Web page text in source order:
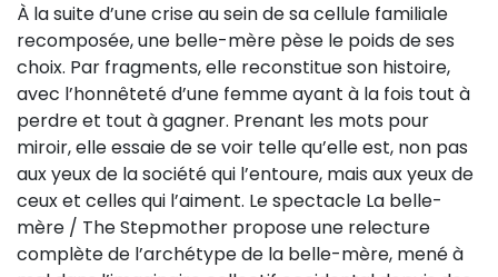
À la suite d’une crise au sein de sa cellule familiale
recomposée, une belle-mère pèse le poids de ses
choix. Par fragments, elle reconstitue son histoire,
avec l’honnêteté d’une femme ayant à la fois tout à
perdre et tout à gagner. Prenant les mots pour
miroir, elle essaie de se voir telle qu’elle est, non pas
aux yeux de la société qui l’entoure, mais aux yeux de
ceux et celles qui l’aiment. Le spectacle La belle-
mère / The Stepmother propose une relecture
complète de l’archétype de la belle-mère, mené à